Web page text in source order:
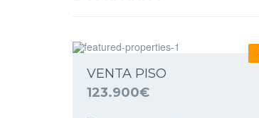
VENTA PISO
123.900€